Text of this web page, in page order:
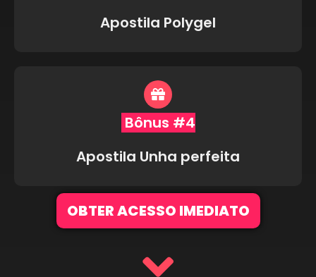
Apostila Polygel
Bônus #4
Apostila Unha perfeita
OBTER ACESSO IMEDIATO